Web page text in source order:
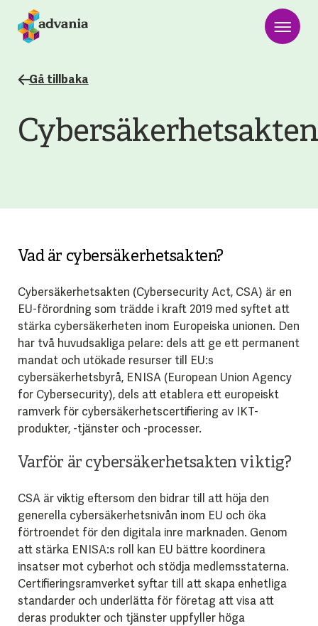
Gå tillbaka
Cybersäkerhetsakten
Vad är cybersäkerhetsakten?
Cybersäkerhetsakten (Cybersecurity Act, CSA) är en
EU-förordning som trädde i kraft 2019 med syftet att
stärka cybersäkerheten inom Europeiska unionen. Den
har två huvudsakliga pelare: dels att ge ett permanent
mandat och utökade resurser till EU:s
cybersäkerhetsbyrå, ENISA (European Union Agency
for Cybersecurity), dels att etablera ett europeiskt
ramverk för cybersäkerhetscertifiering av IKT-
produkter, -tjänster och -processer.
Varför är cybersäkerhetsakten viktig?
CSA är viktig eftersom den bidrar till att höja den
generella cybersäkerhetsnivån inom EU och öka
förtroendet för den digitala inre marknaden. Genom
att stärka ENISA:s roll kan EU bättre koordinera
insatser mot cyberhot och stödja medlemsstaterna.
Certifieringsramverket syftar till att skapa enhetliga
standarder och underlätta för företag att visa att
deras produkter och tjänster uppfyller höga